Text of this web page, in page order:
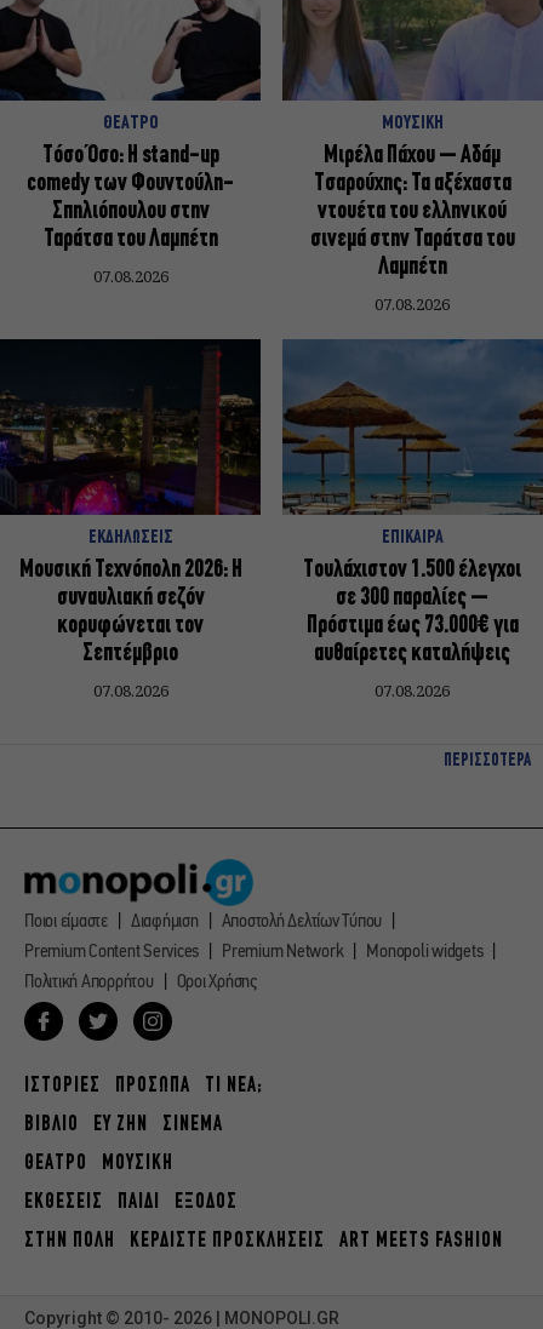
ΘΕΑΤΡΟ
Τόσο Όσο: Η stand-up
comedy των Φουντούλη-
Σπηλιόπουλου στην
Ταράτσα του Λαμπέτη
07.08.2026
ΜΟΥΣΙΚΗ
Μιρέλα Πάχου – Αδάμ
Τσαρούχης: Τα αξέχαστα
ντουέτα του ελληνικού
σινεμά στην Ταράτσα του
Λαμπέτη
07.08.2026
ΕΚΔΗΛΩΣΕΙΣ
Μουσική Τεχνόπολη 2026: Η
συναυλιακή σεζόν
κορυφώνεται τον
Σεπτέμβριο
07.08.2026
ΕΠΙΚΑΙΡΑ
Τουλάχιστον 1.500 έλεγχοι
σε 300 παραλίες –
Πρόστιμα έως 73.000€ για
αυθαίρετες καταλήψεις
07.08.2026
ΠΕΡΙΣΣΟΤΕΡΑ
Ποιοι είμαστε Διαφήμιση
Αποστολή Δελτίων Τύπου
Premium Content Services
Premium Network
Monopoli widgets
Πολιτική Απορρήτου
Οροι Χρήσης
ΙΣΤΟΡΙΕΣ ΠΡΟΣΩΠΑ
ΤΙ ΝΕΑ;
ΒΙΒΛΙΟ
ΕΥ ΖΗΝ
ΣΙΝΕΜΑ
ΘΕΑΤΡΟ
ΜΟΥΣΙΚΗ
ΕΚΘΕΣΕΙΣ
ΠΑΙΔΙ
ΕΞΟΔΟΣ
ΣΤΗΝ ΠΟΛΗ
ΚΕΡΔΙΣΤΕ ΠΡΟΣΚΛΗΣΕΙΣ ART MEETS FASHION
Copyright © 2010- 2026 | MONOPOLI.GR